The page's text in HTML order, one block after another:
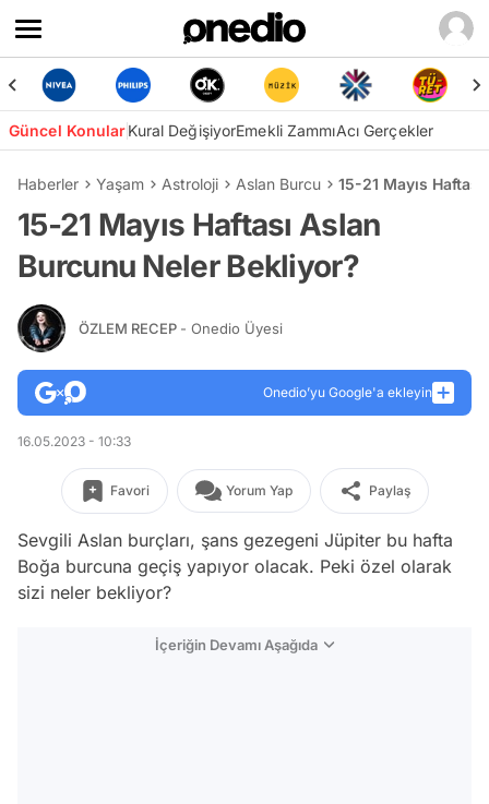
Güncel KonularKural DeğişiyorEmekli ZammıAcı Gerçekler
Haberler Yaşam Astroloji Aslan Burcu 15-21 Mayıs
15-21 Mayıs Haftası Aslan
Burcunu Neler Bekliyor?
ÖZLEM RECEP - Onedio Üyesi
Onedio’yu Google'a ekleyin
16.05.2023 - 10:33
Favori Yorum Yap Paylaş
Sevgili Aslan burçları, şans gezegeni Jüpiter bu hafta
Boğa burcuna geçiş yapıyor olacak. Peki özel olarak
sizi neler bekliyor?
İçeriğin Devamı Aşağıda